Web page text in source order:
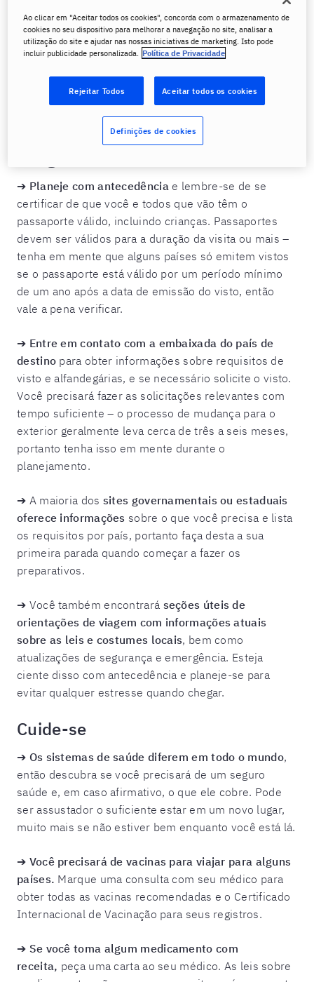
Para ajudar a tornar as coisas mais fáceis, reunimos
uma lista de coisas importantes para pensar antes do
início do seu novo capítulo. Seja para onde você
rapidamente. O Berlitz oferece o
curso de idiomas
intensivo, onde você pode aprender um idioma
rapidamente, em até sete semanas!
➔ Planeje com antecedência e lembre-se de se
certificar de que você e todos que vão têm o
passaporte válido, incluindo crianças. Passaportes
devem ser válidos para a duração da visita ou mais –
tenha em mente que alguns países só emitem vistos
se o passaporte está válido por um período mínimo
de um ano após a data de emissão do visto, então
vale a pena verificar.
➔ Entre em contato com a embaixada do país de
destino para obter informações sobre requisitos de
visto e alfandegárias, e se necessário solicite o visto.
Você precisará fazer as solicitações relevantes com
tempo suficiente – o processo de mudança para o
exterior geralmente leva cerca de três a seis meses,
portanto tenha isso em mente durante o
planejamento.
➔ A maioria dos sites governamentais ou estaduais
oferece informações sobre o que você precisa e lista
os requisitos por país, portanto faça desta a sua
primeira parada quando começar a fazer os
preparativos.
➔ Você também encontrará seções úteis de
orientações de viagem com informações atuais
sobre as leis e costumes locais, bem como
atualizações de segurança e emergência. Esteja
ciente disso com antecedência e planeje-se para
evitar qualquer estresse quando chegar.
Cuide-se
➔ Os sistemas de saúde diferem em todo o mundo,
então descubra se você precisará de um seguro
saúde e, em caso afirmativo, o que ele cobre. Pode
ser assustador o suficiente estar em um novo lugar,
muito mais se não estiver bem enquanto você está lá.
➔ Você precisará de vacinas para viajar para alguns
países. Marque uma consulta com seu médico para
obter todas as vacinas recomendadas e o Certificado
Internacional de Vacinação para seus registros.
➔ Se você toma algum medicamento com
receita, peça uma carta ao seu médico. As leis sobre
Ao clicar em "Aceitar todos os cookies", concorda com o armazenamento de
cookies no seu dispositivo para melhorar a navegação no site, analisar a
utilização do site e ajudar nas nossas iniciativas de marketing. Isto pode
incluir publicidade personalizada. Política de Privacidade
Rejeitar Todos Aceitar todos os cookies
Definições de cookies